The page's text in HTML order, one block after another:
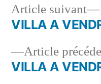
Navigation
deArticle
VILLA A
Article suivant
VILLA A